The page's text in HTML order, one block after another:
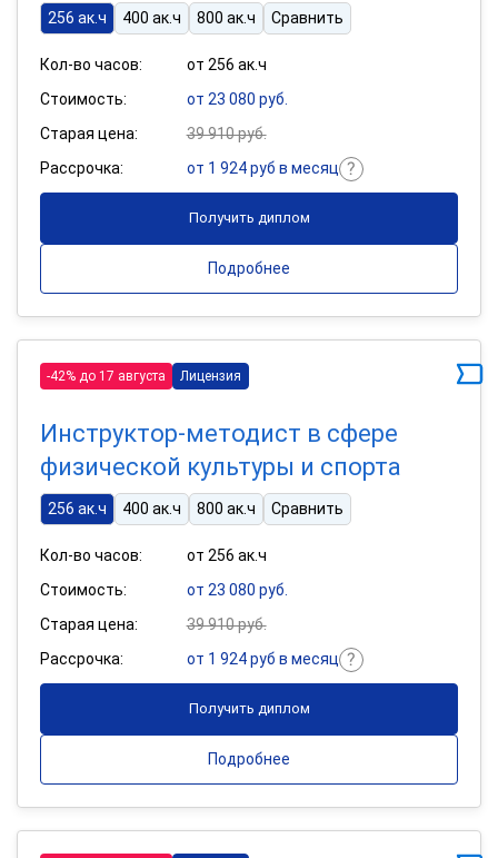
256 ак.ч 400 ак.ч 800 ак.ч Сравнить
Кол-во часов:
от 256 ак.ч
Стоимость:
от 23 080 руб.
Старая цена:
39 910 руб.
Рассрочка:
от 1 924 руб в месяц
Получить диплом
Подробнее
-42% до 17 августа Лицензия
Инструктор-методист в сфере
физической культуры и спорта
256 ак.ч 400 ак.ч 800 ак.ч Сравнить
Кол-во часов:
от 256 ак.ч
Стоимость:
от 23 080 руб.
Старая цена:
39 910 руб.
Рассрочка:
от 1 924 руб в месяц
Получить диплом
Подробнее